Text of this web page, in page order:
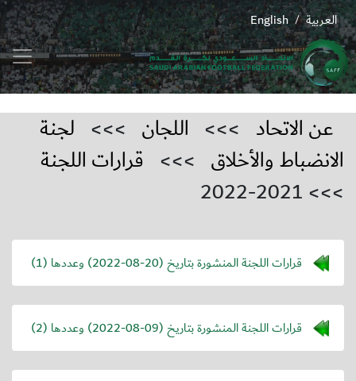
English / العربية
عن الاتحاد >>> اللجان >>> لجنة
الانضباط والأخلاق >>> قرارات اللجنة
>>> 2021-2022
قرارات اللجنة المنشورة بتاريخ (2022-08-20) وعددها (1)
قرارات اللجنة المنشورة بتاريخ (2022-08-09) وعددها (2)